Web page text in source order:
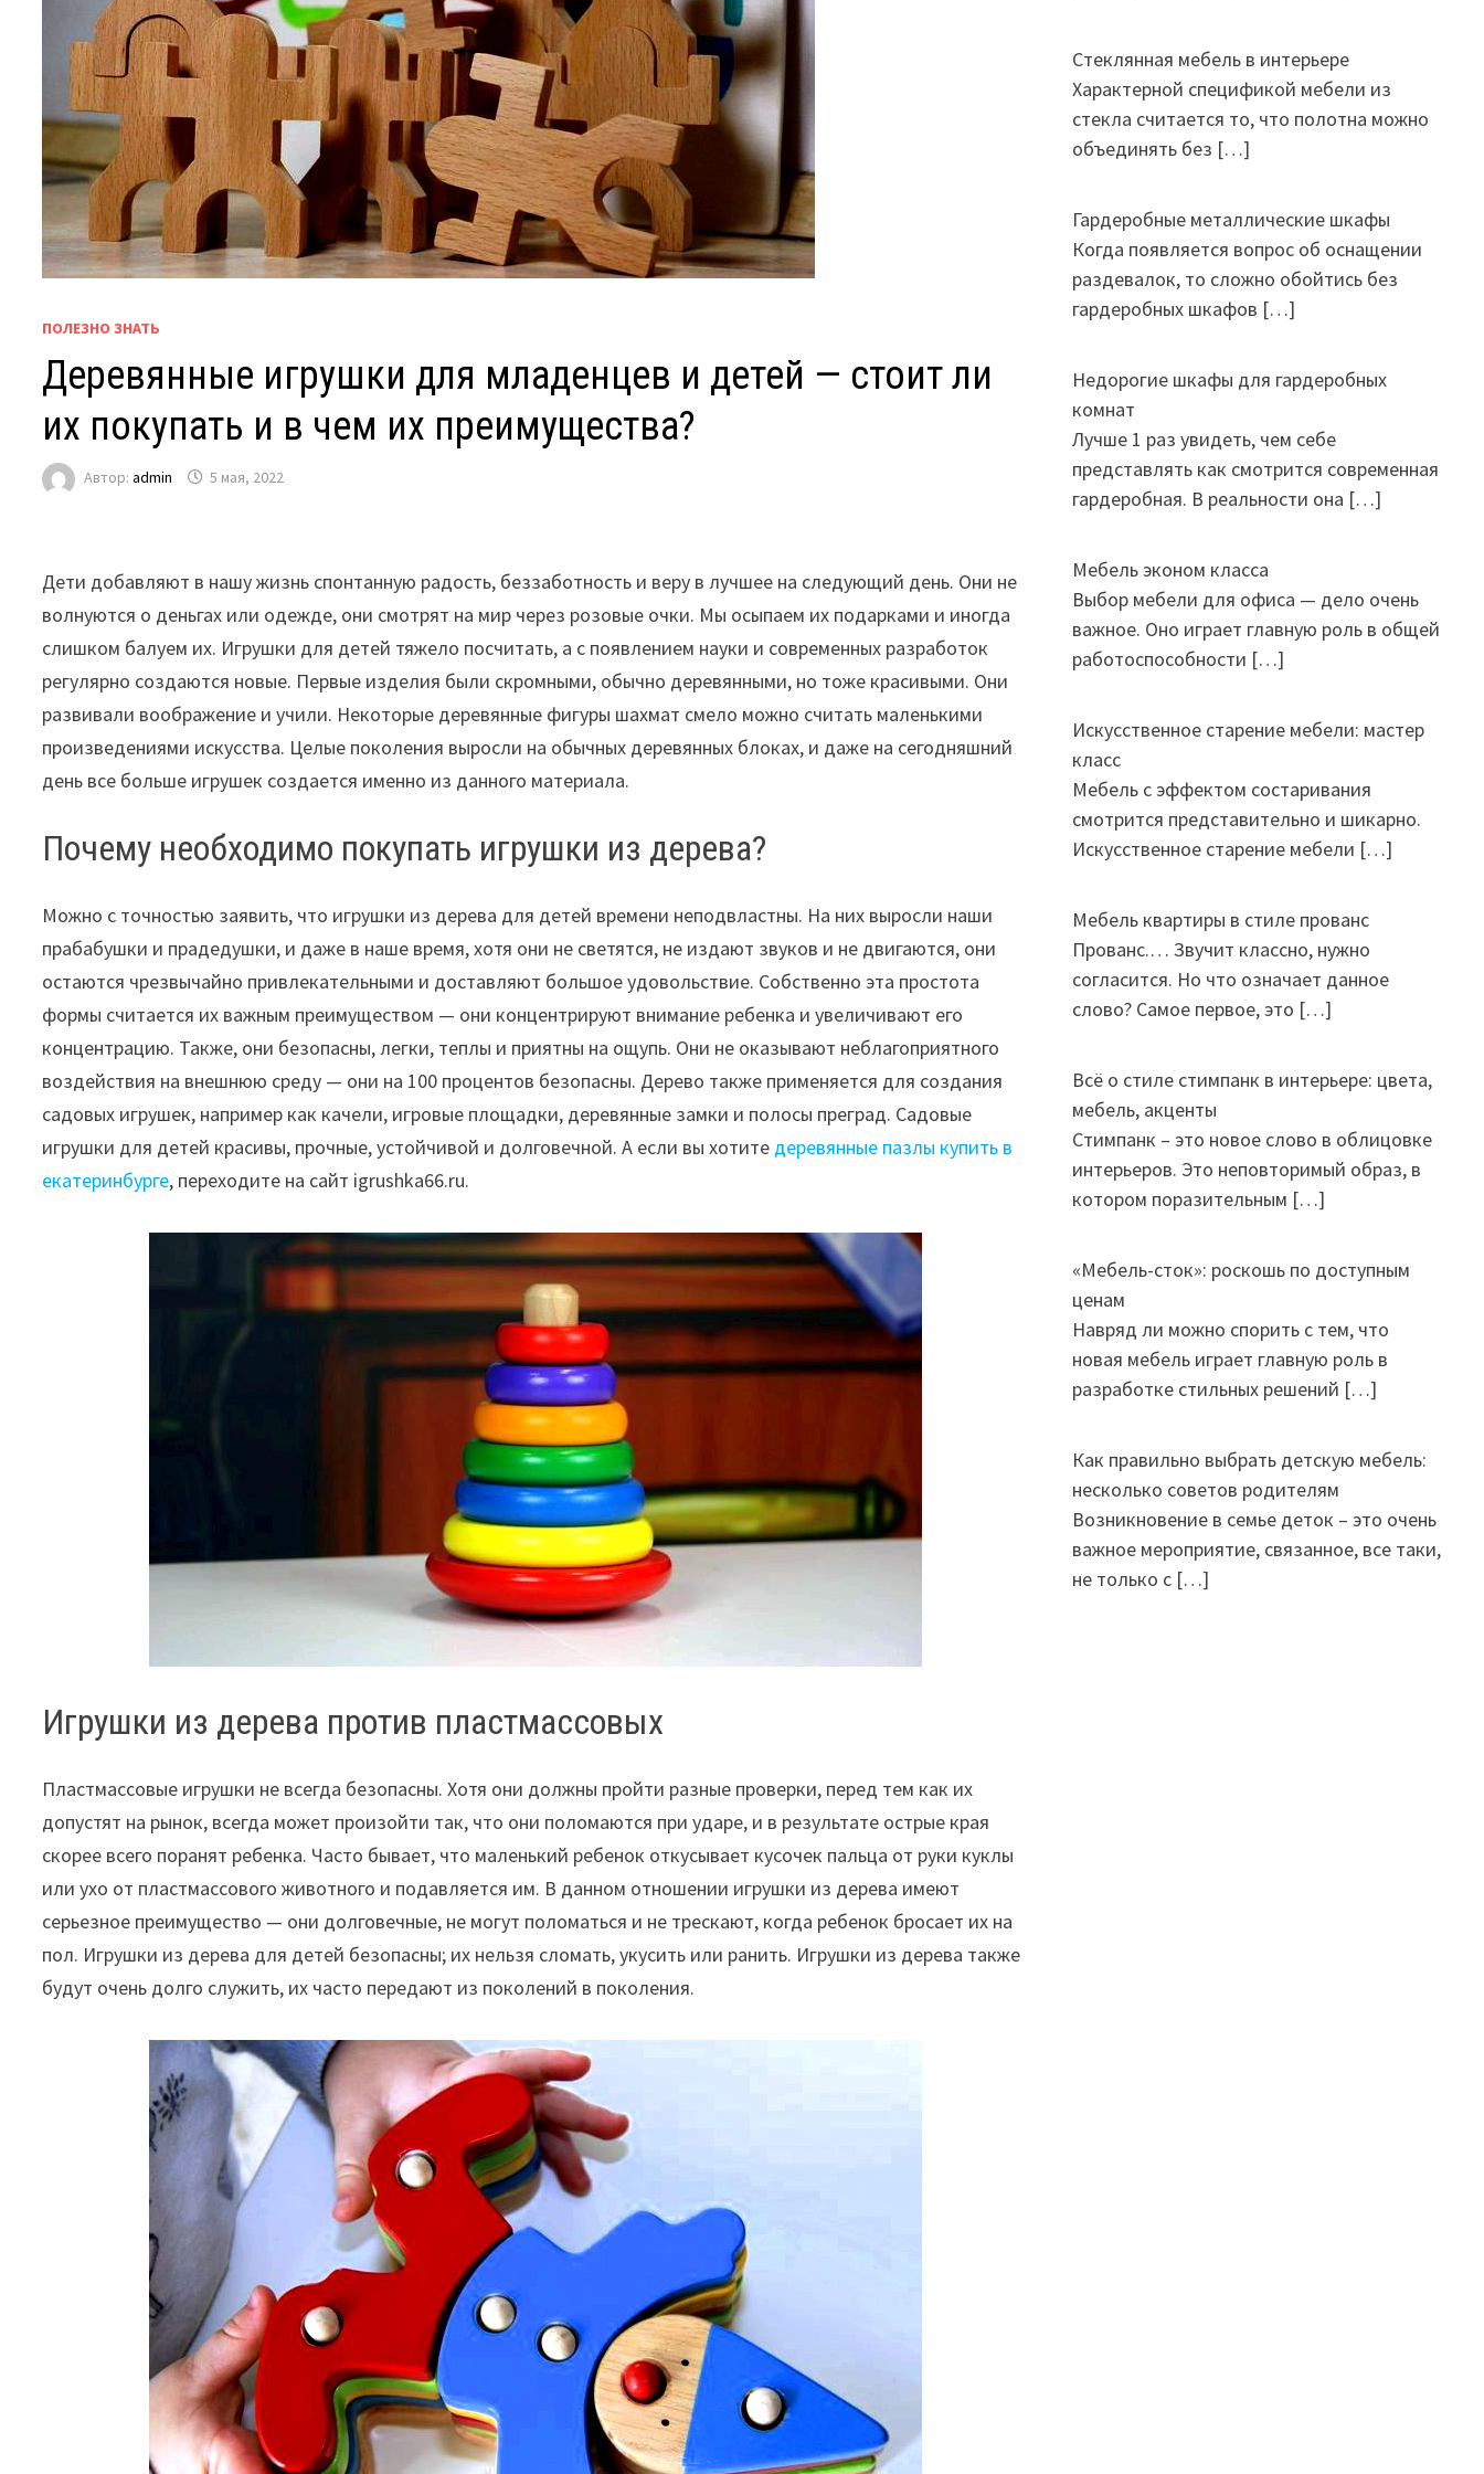
ПОЛЕЗНО ЗНАТЬ
Деревянные игрушки для младенцев и детей — стоит ли
их покупать и в чем их преимущества?
Автор:admin 5 мая, 2022
Дети добавляют в нашу жизнь спонтанную радость, беззаботность и веру в лучшее на следующий день. Они не
волнуются о деньгах или одежде, они смотрят на мир через розовые очки. Мы осыпаем их подарками и иногда
слишком балуем их. Игрушки для детей тяжело посчитать, а с появлением науки и современных разработок
регулярно создаются новые. Первые изделия были скромными, обычно деревянными, но тоже красивыми. Они
развивали воображение и учили. Некоторые деревянные фигуры шахмат смело можно считать маленькими
произведениями искусства. Целые поколения выросли на обычных деревянных блоках, и даже на сегодняшний
день все больше игрушек создается именно из данного материала.
Почему необходимо покупать игрушки из дерева?
Можно с точностью заявить, что игрушки из дерева для детей времени неподвластны. На них выросли наши
прабабушки и прадедушки, и даже в наше время, хотя они не светятся, не издают звуков и не двигаются, они
остаются чрезвычайно привлекательными и доставляют большое удовольствие. Собственно эта простота
формы считается их важным преимуществом — они концентрируют внимание ребенка и увеличивают его
концентрацию. Также, они безопасны, легки, теплы и приятны на ощупь. Они не оказывают неблагоприятного
воздействия на внешнюю среду — они на 100 процентов безопасны. Дерево также применяется для создания
садовых игрушек, например как качели, игровые площадки, деревянные замки и полосы преград. Садовые
игрушки для детей красивы, прочные, устойчивой и долговечной. А если вы хотите деревянные пазлы купить в
екатеринбурге, переходите на сайт igrushka66.ru.
Игрушки из дерева против пластмассовых
Пластмассовые игрушки не всегда безопасны. Хотя они должны пройти разные проверки, перед тем как их
допустят на рынок, всегда может произойти так, что они поломаются при ударе, и в результате острые края
скорее всего поранят ребенка. Часто бывает, что маленький ребенок откусывает кусочек пальца от руки куклы
или ухо от пластмассового животного и подавляется им. В данном отношении игрушки из дерева имеют
серьезное преимущество — они долговечные, не могут поломаться и не трескают, когда ребенок бросает их на
пол. Игрушки из дерева для детей безопасны; их нельзя сломать, укусить или ранить. Игрушки из дерева также
будут очень долго служить, их часто передают из поколений в поколения.
Стеклянная мебель в интерьере
Характерной спецификой мебели из
стекла считается то, что полотна можно
объединять без […]
Гардеробные металлические шкафы
Когда появляется вопрос об оснащении
раздевалок, то сложно обойтись без
гардеробных шкафов […]
Недорогие шкафы для гардеробных
комнат
Лучше 1 раз увидеть, чем себе
представлять как смотрится современная
гардеробная. В реальности она […]
Мебель эконом класса
Выбор мебели для офиса — дело очень
важное. Оно играет главную роль в общей
работоспособности […]
Искусственное старение мебели: мастер
класс
Мебель с эффектом состаривания
смотрится представительно и шикарно.
Искусственное старение мебели […]
Мебель квартиры в стиле прованс
Прованс.… Звучит классно, нужно
согласится. Но что означает данное
слово? Самое первое, это […]
Всё о стиле стимпанк в интерьере: цвета,
мебель, акценты
Стимпанк – это новое слово в облицовке
интерьеров. Это неповторимый образ, в
котором поразительным […]
«Мебель-сток»: роскошь по доступным
ценам
Навряд ли можно спорить с тем, что
новая мебель играет главную роль в
разработке стильных решений […]
Как правильно выбрать детскую мебель:
несколько советов родителям
Возникновение в семье деток – это очень
важное мероприятие, связанное, все таки,
не только с […]